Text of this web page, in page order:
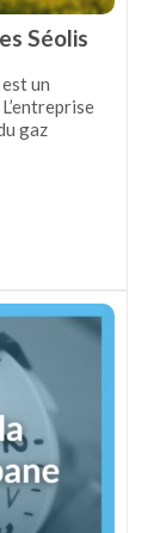
Séolis
un
gaz